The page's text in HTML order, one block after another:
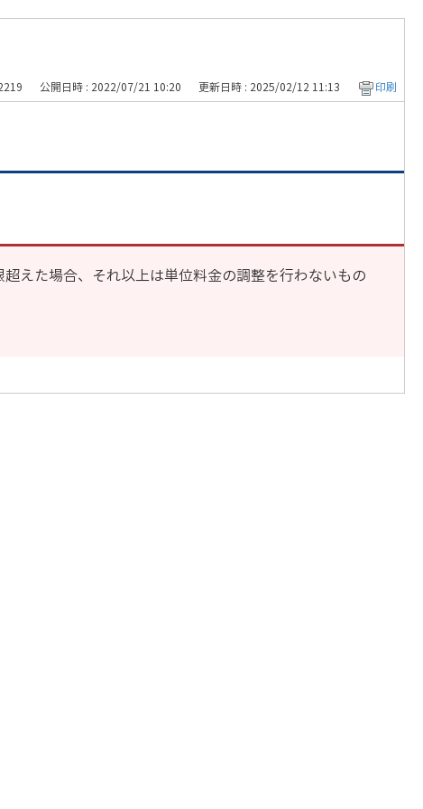
公開日時 : 2022/07/21 10:20 更新日時 : 2025/02/12 11:13 印刷
えた場合、それ以上は単位料金の調整を行わないもの